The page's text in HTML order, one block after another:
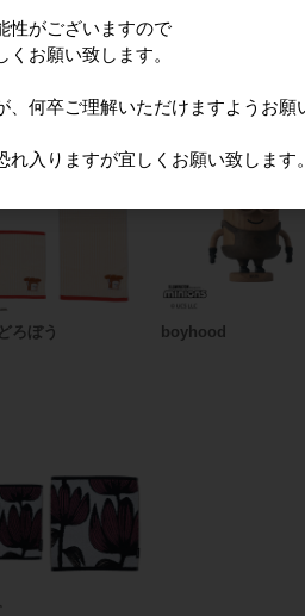
ろぼう boyhood
性がございますので
お願い致します。
、何卒ご理解いただけますようお願
れ入りますが宜しくお願い致します。